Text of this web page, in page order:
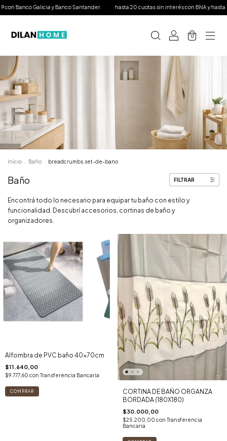
y Banco Santander. hasta 20 cuotas sin interés con BNA y hasta 12 con tarjeta
0
Inicio Baño breadcrumbs.set-de-bano
Baño FILTRAR
Encontrá todo lo necesario para equipar tu baño con estilo y
funcionalidad. Descubrí accesorios, cortinas de baño y
organizadores.
Alfombra de PVC baño 40x70cm
$11.640,00
$9.777,60 con Transferencia Bancaria
CORTINA DE BAÑO ORGANZA
BORDADA (180X180)
$30.000,00
$25.200,00 con Transferencia
Bancaria